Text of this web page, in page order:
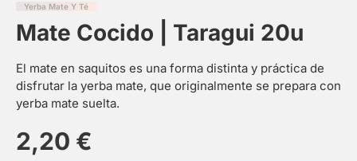
Yerba Mate Y Té
Mate Cocido | Taragui 20u
El mate en saquitos es una forma distinta y práctica de
disfrutar la yerba mate, que originalmente se prepara con
yerba mate suelta.
2,20 €